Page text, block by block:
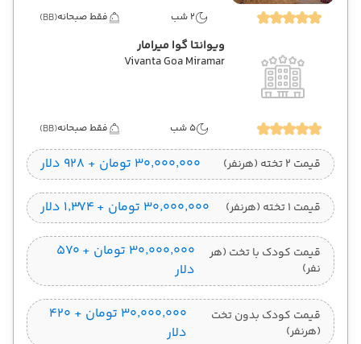
2 شب فقط صبحانه(BB)
ویوانتا گوا میرامار
Vivanta Goa Miramar
5 شب فقط صبحانه(BB)
قیمت 2 تخته (هرنفر) ۳۰٬۰۰۰٬۰۰۰ تومان + ۹۲۸ دلار
قیمت 1 تخته (هرنفر) ۳۰٬۰۰۰٬۰۰۰ تومان + ۱٬۳۷۴ دلار
قیمت کودک با تخت (هر
نفر)
۳۰٬۰۰۰٬۰۰۰ تومان + ۵۷۰
دلار
قیمت کودک بدون تخت
(هرنفر)
۳۰٬۰۰۰٬۰۰۰ تومان + ۴۲۰
دلار